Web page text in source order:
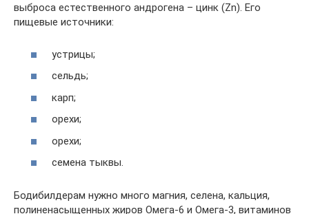
выброса естественного андрогена – цинк (Zn). Его
пищевые источники:
устрицы;
сельдь;
карп;
орехи;
орехи;
семена тыквы.
Бодибилдерам нужно много магния, селена, кальция,
полиненасыщенных жиров Омега-6 и Омега-3, витаминов